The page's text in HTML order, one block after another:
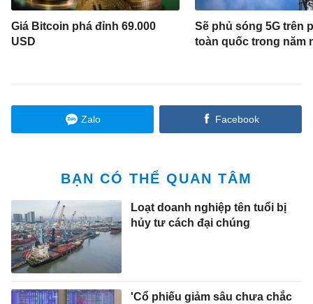
Giá Bitcoin phá đỉnh 69.000
USD
Sẽ phủ sóng 5G trên
toàn quốc trong năm
Zalo Facebook
BẠN CÓ THỂ QUAN TÂM
Loạt doanh nghiệp tên tuổi bị
hủy tư cách đại chúng
'Cổ phiếu giảm sâu chưa chắc